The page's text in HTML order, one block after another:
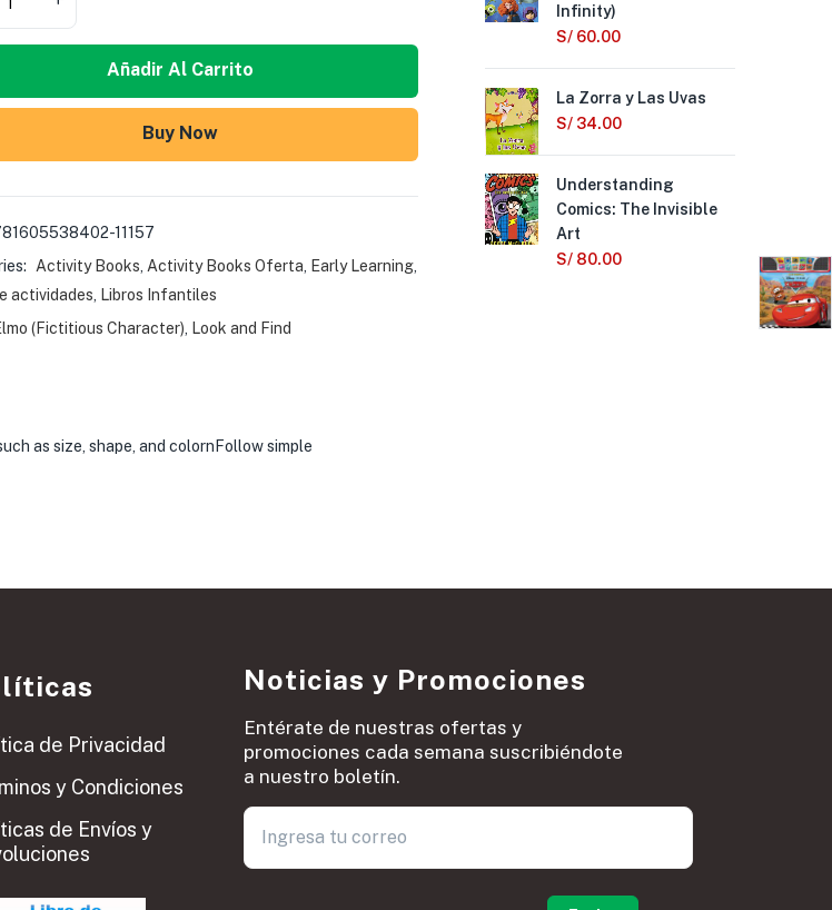
Añadir Al Carrito
Buy Now
11157
Activity Books Activity Books Oferta Early Learning,
actividades
Libros Infantiles
(Fictitious Character) Look and Find
as size, shape, and colornFollow simple
Infinity)
S/ 60.00
La Zorra y Las Uvas
S/ 34.00
Understanding
Comics: The Invisible
Art
S/ 80.00
S/
de Privacidad
y Condiciones
de Envíos y
Noticias y Promociones
Entérate de nuestras ofertas y
promociones cada semana suscribiéndote
a nuestro boletín.